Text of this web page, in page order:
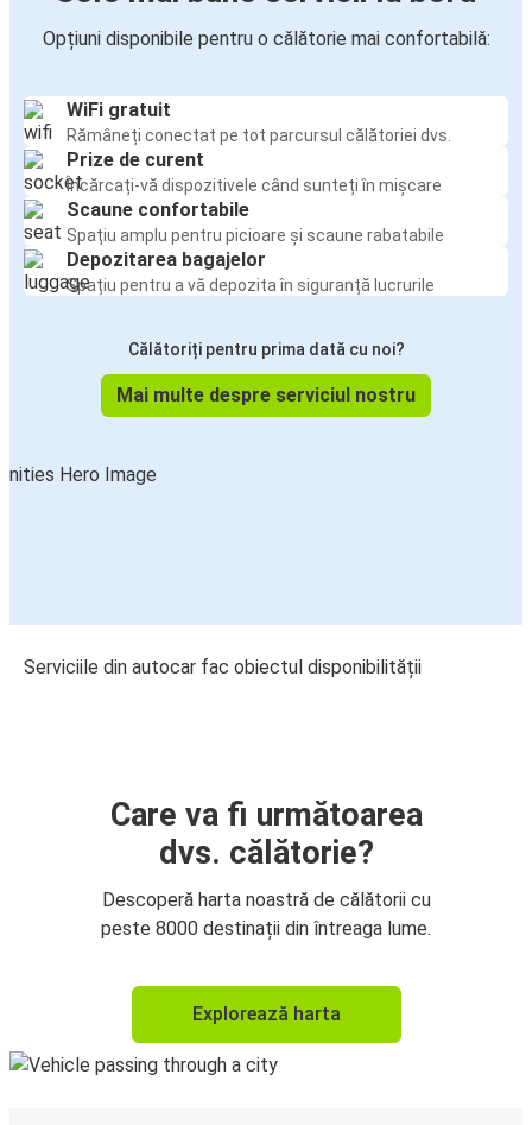
Opțiuni disponibile pentru o călătorie mai confortabilă:
WiFi gratuit
Rămâneți conectat pe tot parcursul călătoriei dvs.
Prize de curent
Încărcați-vă dispozitivele când sunteți în mișcare
Scaune confortabile
Spațiu amplu pentru picioare și scaune rabatabile
Depozitarea bagajelor
Spațiu pentru a vă depozita în siguranță lucrurile
Călătoriți pentru prima dată cu noi?
Mai multe despre serviciul nostru
Serviciile din autocar fac obiectul disponibilității
Care va fi următoarea
dvs. călătorie?
Descoperă harta noastră de călătorii cu
peste 8000 destinații din întreaga lume.
Explorează harta